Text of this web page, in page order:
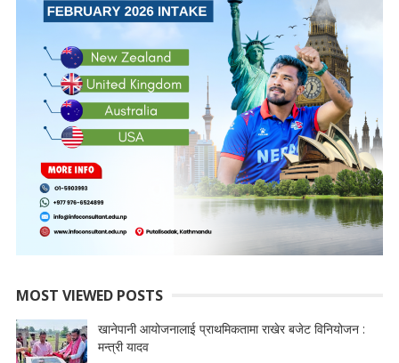
MOST VIEWED POSTS
खानेपानी आयोजनालाई प्राथमिकतामा राखेर बजेट विनियोजन :
मन्त्री यादव